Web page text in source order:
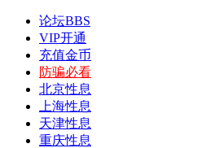
论坛BBS
VIP开通
充值金币
防骗必看
北京性息
上海性息
天津性息
重庆性息